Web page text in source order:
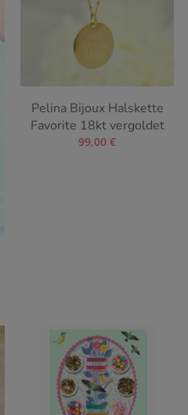
Pelina Bijoux Halskette
Favorite 18kt vergoldet
99,00€